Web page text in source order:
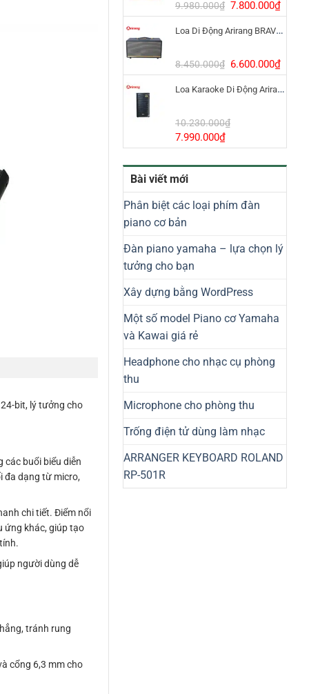
8.800.000₫.
9.980.000₫ Giá
gốc
là:
7.800.000₫Giá
hiện
tại
Loa Di Động Arirang BRAVO 8 800W Có Micro
8.450.000₫ Giá
gốc
là:
6.600.000₫Giá
hiện
tại
Loa Karaoke Di Động Arirang EDGE-X Model I
10.230.000₫
Giá
gốc
là:
10.230.000₫.
7.990.000₫Giá
hiện
tại
7.990.000₫.
Bài viết mới
Phân biệt các loại phím đàn
piano cơ bản
Đàn piano yamaha – lựa chọn lý
tưởng cho bạn
Xây dựng bằng WordPress
Một số model Piano cơ Yamaha
và Kawai giá rẻ
Headphone cho nhạc cụ phòng
thu
Microphone cho phòng thu
Trống điện tử dùng làm nhạc
ARRANGER KEYBOARD ROLAND
RP-501R
bit, lý tưởng cho
các buổi biểu diễn
đa dạng từ micro,
chi tiết. Điểm nổi
ứng khác, giúp tạo
người dùng dễ
tránh rung
cổng 6,3 mm cho